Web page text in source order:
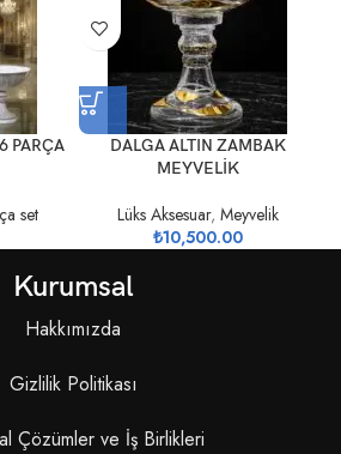
PARÇA
set
DALGA ALTIN ZAMBAK
MEYVELİK
Lüks Aksesuar, Meyvelik
₺10,500.00
Kurumsal
Hakkımızda
Gizlilik Politikası
Çözümler ve İş Birlikleri